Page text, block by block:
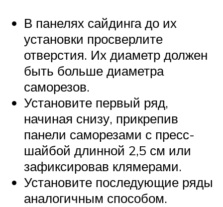
В панелях сайдинга до их
установки просверлите
отверстия. Их диаметр должен
быть больше диаметра
саморезов.
Установите первый ряд,
начиная снизу, прикрепив
панели саморезами с пресс-
шайбой длинной 2,5 см или
зафиксировав клямерами.
Установите последующие ряды
аналогичным способом.